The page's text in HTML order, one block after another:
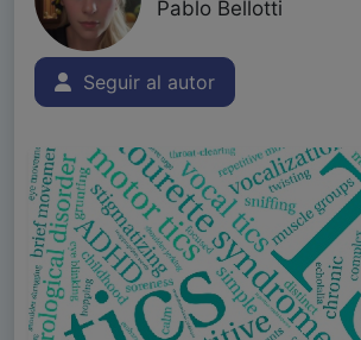
Pablo Bellotti
Seguir al autor